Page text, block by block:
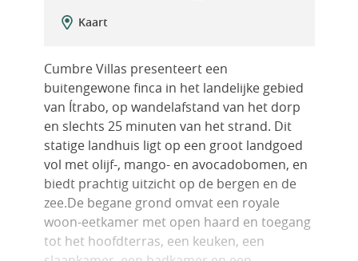
Kaart
Cumbre Villas presenteert een
buitengewone finca in het landelijke gebied
van Ítrabo, op wandelafstand van het dorp
en slechts 25 minuten van het strand. Dit
statige landhuis ligt op een groot landgoed
vol met olijf-, mango- en avocadobomen, en
biedt prachtig uitzicht op de bergen en de
zee.De begane grond omvat een royale
woon-eetkamer met open haard en toegang
tot het hoofdterras, een keuken, een